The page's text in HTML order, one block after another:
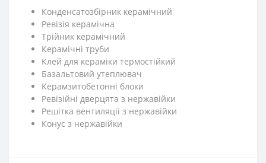
Конденсатозбірник керамічний
Ревізія керамічна
Трійник керамічний
Керамічні труби
Клей для кераміки термостійкий
Базальтовий утеплювач
Керамзитобетонні блоки
Ревізійні дверцята з нержавійки
Решітка вентиляції з нержавійки
Конус з нержавійки